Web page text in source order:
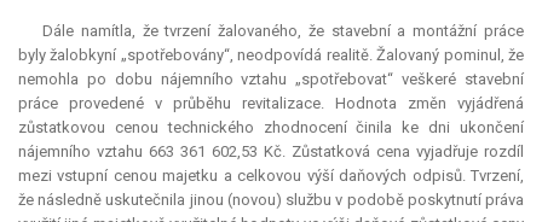
Dále namítla, že tvrzení žalovaného, že stavební a montážní práce
byly žalobkyní „spotřebovány“, neodpovídá realitě. Žalovaný pominul, že
nemohla po dobu nájemního vztahu „spotřebovat“ veškeré stavební
práce provedené v průběhu revitalizace. Hodnota změn vyjádřená
zůstatkovou cenou technického zhodnocení činila ke dni ukončení
nájemního vztahu 663 361 602,53 Kč. Zůstatková cena vyjadřuje rozdíl
mezi vstupní cenou majetku a celkovou výší daňových odpisů. Tvrzení,
že následně uskutečnila jinou (novou) službu v podobě poskytnutí práva